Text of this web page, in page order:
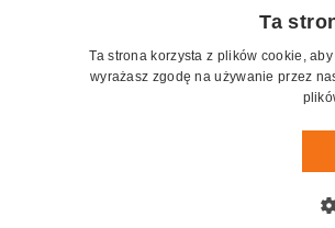
kąt widzenia: 100°
Matt White Focus
Ta
Ta strona korzysta z plików cookie,
wyrażasz zgodę na używanie przez